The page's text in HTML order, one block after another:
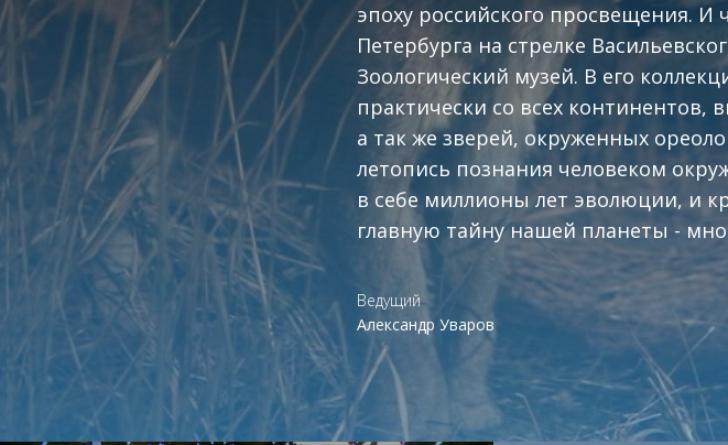
эпоху российского просвещения. И
Петербурга на стрелке
Зоологический музей. В его
практически со всех
а так же зверей, окруженных
летопись познания человеком
в себе миллионы лет эволюции, и
главную тайну нашей планеты -
Ведущий
Александр Уваров